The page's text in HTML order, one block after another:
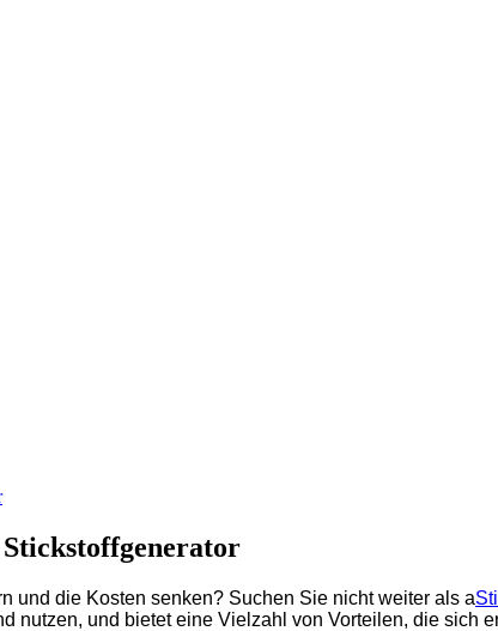
und die Kosten senken? Suchen Sie nicht weiter als a
nutzen, und bietet eine Vielzahl von Vorteilen, die sich